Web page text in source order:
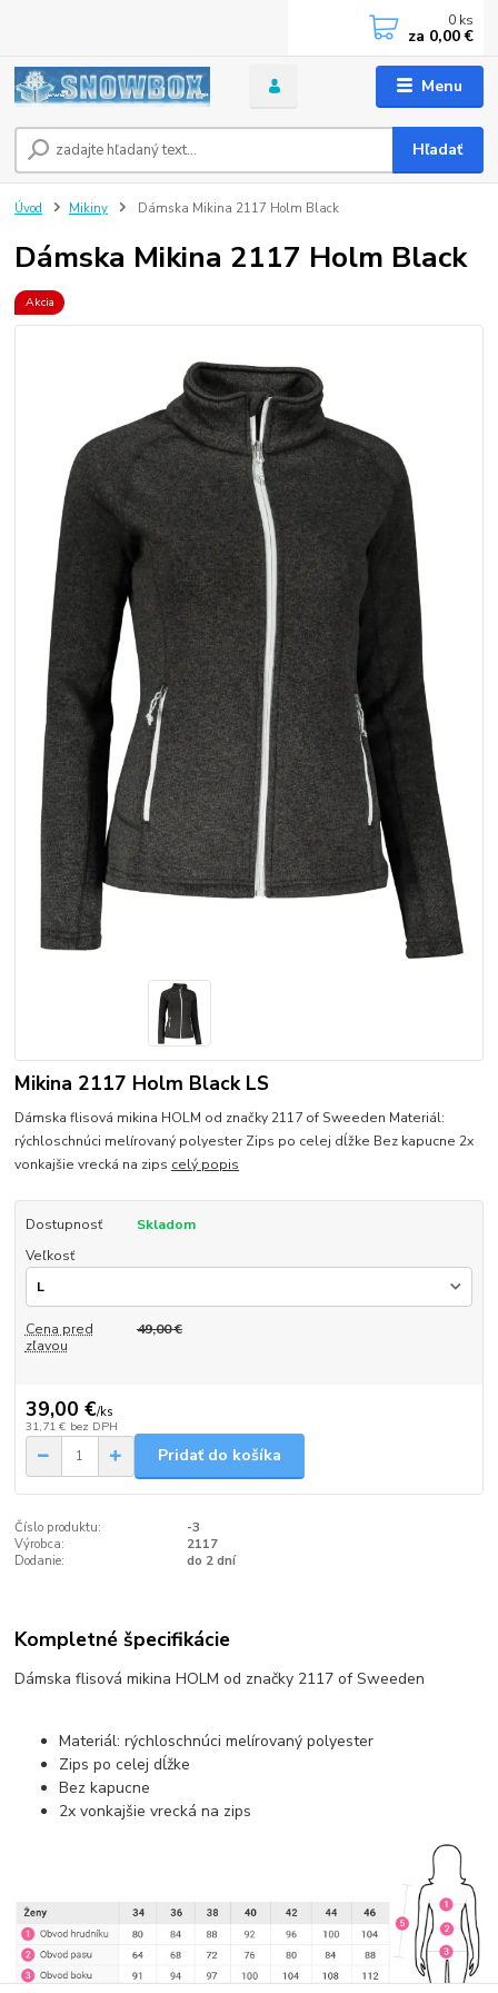
Menu
Hľadať
0 ks
za 0,00 €
Úvod Mikiny Dámska Mikina 2117 Holm Black
Dámska Mikina 2117 Holm Black
Akcia
Mikina 2117 Holm Black LS
Dámska flisová mikina HOLM od značky 2117 of Sweeden Materiál:
rýchloschnúci melírovaný polyester Zips po celej dĺžke Bez kapucne 2x
vonkajšie vrecká na zips celý popis
Dostupnosť
Skladom
Veľkosť
Cena pred
zľavou
49,00 €
39,00 €/ks
31,71 € bez DPH
Pridať do košíka
Číslo produktu:
-3
Výrobca:
2117
Dodanie:
do 2 dní
Kompletné špecifikácie
Dámska flisová mikina HOLM od značky 2117 of Sweeden
Materiál: rýchloschnúci melírovaný polyester
Zips po celej dĺžke
Bez kapucne
2x vonkajšie vrecká na zips